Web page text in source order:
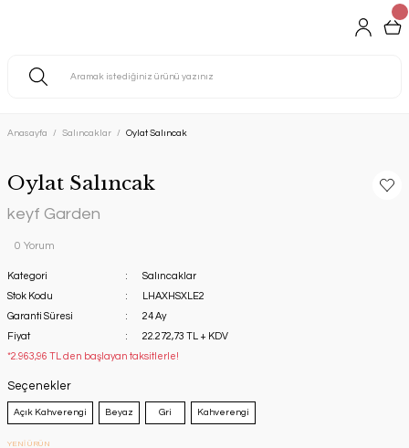
Anasayfa Salıncaklar Oylat Salıncak
Oylat Salıncak
keyf Garden
0 Yorum
Kategori
Salıncaklar
Stok Kodu
LHAXHSXLE2
Garanti Süresi
24 Ay
Fiyat
22.272,73 TL + KDV
*2.963,96 TL den başlayan taksitlerle!
Seçenekler
Açık Kahverengi Beyaz Gri Kahverengi
YENİ ÜRÜN